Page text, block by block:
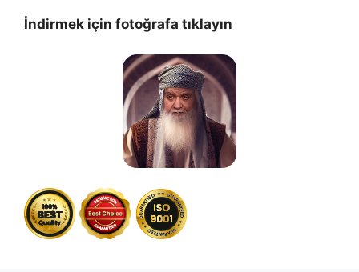
İndirmek için fotoğrafa tıklayın